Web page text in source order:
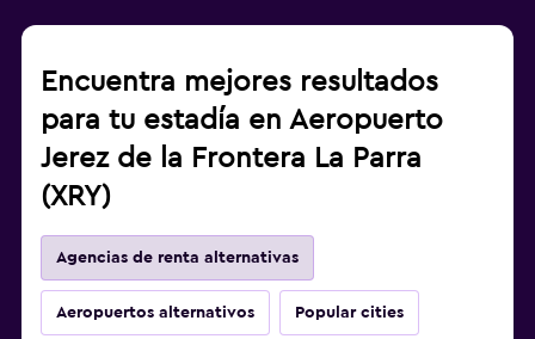
Encuentra mejores resultados
para tu estadía en Aeropuerto
Jerez de la Frontera La Parra
(XRY)
Agencias de renta alternativas
Aeropuertos alternativos Popular cities